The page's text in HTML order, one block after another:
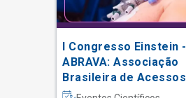
I Congresso Einstein -
ABRAVA: Associação
Brasileira de Acessos
Vasculares